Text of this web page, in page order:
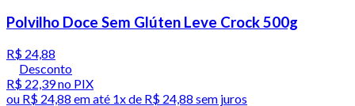
Polvilho Doce Sem Glúten Leve Crock 500g
R$ 24,88
Desconto
R$ 22,39no PIX
ou R$ 24,88 em até 1x de R$ 24,88 sem juros